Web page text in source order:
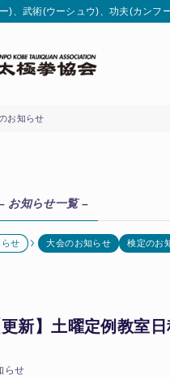
)、武術(ウーシュウ)、功夫(カンフ
お知らせ
お知らせ一覧 –
せ 大会のお知らせ 検定のお
更新】土曜定例教室
らせ